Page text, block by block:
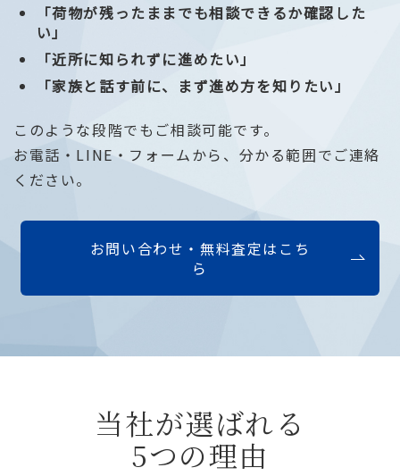
「荷物が残ったままでも相談できるか確認した
い」
「近所に知られずに進めたい」
「家族と話す前に、まず進め方を知りたい」
このような段階でもご相談可能です。
お電話・LINE・フォームから、分かる範囲でご連絡
ください。
お問い合わせ・無料査定はこち
ら
当社が選ばれる
5つの理由